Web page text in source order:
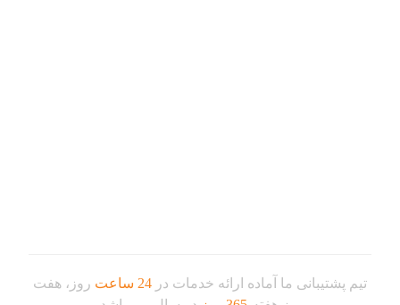
تیم پشتیبانی ما آماده ارائه خدمات در 24 ساعت
روز، هفت